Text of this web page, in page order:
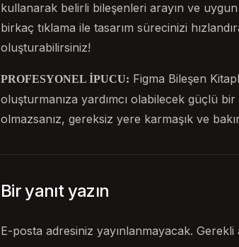
kullanarak belirli bileşenleri arayın ve
birkaç tıklama ile tasarım sürecinizi
oluşturabilirsiniz!
PROFESYONEL İPUCU: Figma Bileşen
oluşturmanıza yardımcı olabilecek güçlü
olmazsanız, gereksiz yere karmaşık ve
Bir yanıt yazın
E-posta adresiniz yayınlanmayacak. Gerekli